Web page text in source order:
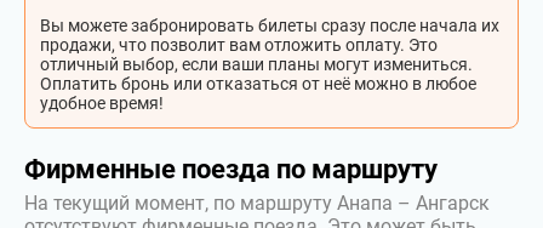
Вы можете забронировать билеты сразу после начала их
продажи, что позволит вам отложить оплату. Это
отличный выбор, если ваши планы могут измениться.
Оплатить бронь или отказаться от неё можно в любое
удобное время!
Фирменные поезда по маршруту
На текущий момент, по маршруту Анапа – Ангарск